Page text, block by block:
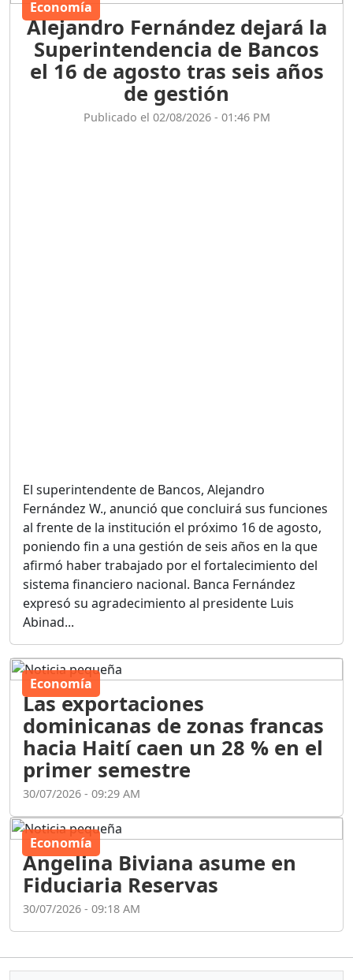
Economía
Alejandro Fernández dejará la
Superintendencia de Bancos
el 16 de agosto tras seis años
de gestión
Publicado el 02/08/2026 - 01:46 PM
El superintendente de Bancos, Alejandro
Fernández W., anunció que concluirá sus funciones
al frente de la institución el próximo 16 de agosto,
poniendo fin a una gestión de seis años en la que
afirmó haber trabajado por el fortalecimiento del
sistema financiero nacional. Banca Fernández
expresó su agradecimiento al presidente Luis
Abinad...
Economía
Las exportaciones
dominicanas de zonas francas
hacia Haití caen un 28 % en el
primer semestre
30/07/2026 - 09:29 AM
Economía
Angelina Biviana asume en
Fiduciaria Reservas
30/07/2026 - 09:18 AM